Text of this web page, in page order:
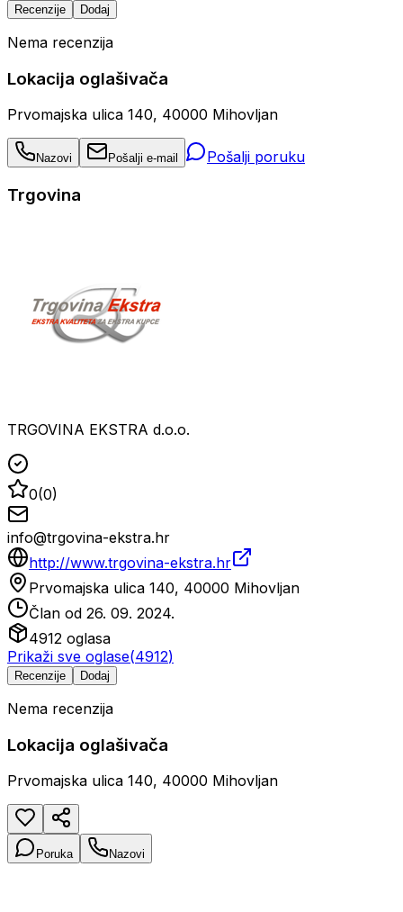
Recenzije Dodaj
Nema recenzija
Lokacija oglašivača
Prvomajska ulica 140, 40000 Mihovljan
Nazovi Pošalji e-mail Pošalji poruku
Trgovina
TRGOVINA EKSTRA d.o.o.
0(0)
info@trgovina-ekstra.hr
http://www.trgovina-ekstra.hr
Prvomajska ulica 140, 40000 Mihovljan
Član od 26. 09. 2024.
4912 oglasa
Prikaži sve oglase(4912)
Recenzije Dodaj
Nema recenzija
Lokacija oglašivača
Prvomajska ulica 140, 40000 Mihovljan
Poruka Nazovi